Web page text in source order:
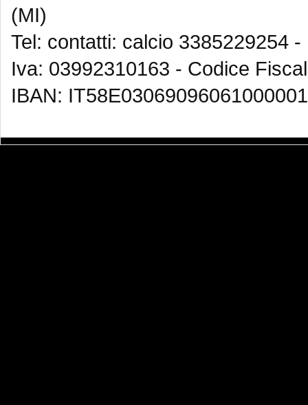
(MI)
Tel: contatti: calcio 3385229254
Iva: 03992310163 - Codice
IBAN: